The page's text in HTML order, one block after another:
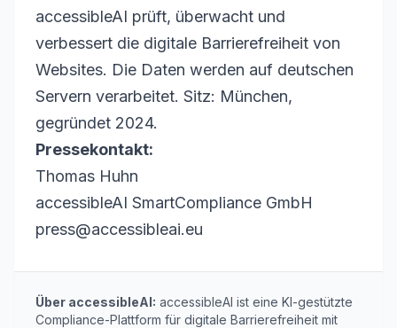
accessibleAI prüft, überwacht und
verbessert die digitale Barrierefreiheit von
Websites. Die Daten werden auf deutschen
Servern verarbeitet. Sitz: München,
gegründet 2024.
Pressekontakt:
Thomas Huhn
accessibleAI SmartCompliance GmbH
press@accessibleai.eu
Über accessibleAI: accessibleAI ist eine KI-gestützte
Compliance-Plattform für digitale Barrierefreiheit mit